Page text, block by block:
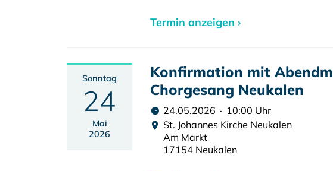
Termin anzeigen ›
Sonntag
24
Mai
2026
Konfirmation mit
Chorgesang Neukalen
24.05.2026 · 10:00 Uhr
St. Johannes Kirche Neukalen
Am Markt
17154 Neukalen